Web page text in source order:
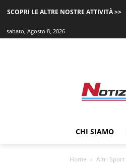
SCOPRI LE ALTRE NOSTRE ATTIVITÀ >>
sabato, Agosto 8, 2026
CHI SIAMO
Home Altri Sport